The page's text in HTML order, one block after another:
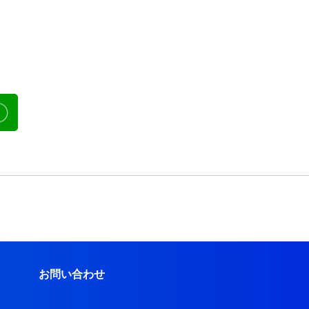
お問い合わせ